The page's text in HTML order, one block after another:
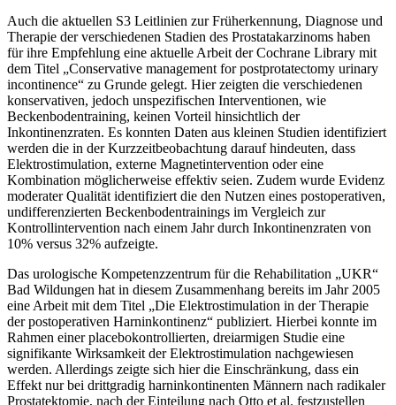
Auch die aktuellen S3 Leitlinien zur Früherkennung, Diagnose und
Therapie der verschiedenen Stadien des Prostatakarzinoms haben
für ihre Empfehlung eine aktuelle Arbeit der Cochrane Library mit
dem Titel „Conservative management for postprotatectomy urinary
incontinence“ zu Grunde gelegt. Hier zeigten die verschiedenen
konservativen, jedoch unspezifischen Interventionen, wie
Beckenbodentraining, keinen Vorteil hinsichtlich der
Inkontinenzraten. Es konnten Daten aus kleinen Studien identifiziert
werden die in der Kurzzeitbeobachtung darauf hindeuten, dass
Elektrostimulation, externe Magnetintervention oder eine
Kombination möglicherweise effektiv seien. Zudem wurde Evidenz
moderater Qualität identifiziert die den Nutzen eines postoperativen,
undifferenzierten Beckenbodentrainings im Vergleich zur
Kontrollintervention nach einem Jahr durch Inkontinenzraten von
10% versus 32% aufzeigte.
Das urologische Kompetenzzentrum für die Rehabilitation „UKR“
Bad Wildungen hat in diesem Zusammenhang bereits im Jahr 2005
eine Arbeit mit dem Titel „Die Elektrostimulation in der Therapie
der postoperativen Harninkontinenz“ publiziert. Hierbei konnte im
Rahmen einer placebokontrollierten, dreiarmigen Studie eine
signifikante Wirksamkeit der Elektrostimulation nachgewiesen
werden. Allerdings zeigte sich hier die Einschränkung, dass ein
Effekt nur bei drittgradig harninkontinenten Männern nach radikaler
Prostatektomie, nach der Einteilung nach Otto et al. festzustellen